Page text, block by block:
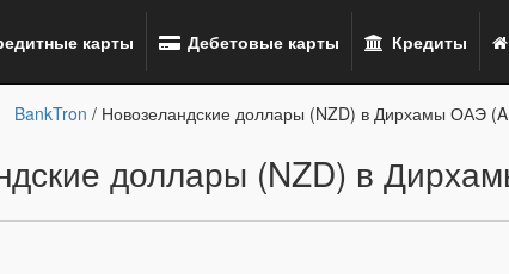
карты Дебетовые карты Кредиты
BankTron / Новозеландские доллары (NZD) в Дирхамы ОАЭ
доллары (NZD) в